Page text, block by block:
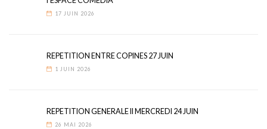
17 JUIN 2026
REPETITION ENTRE COPINES 27 JUIN
1 JUIN 2026
REPETITION GENERALE II MERCREDI 24 JUIN
26 MAI 2026